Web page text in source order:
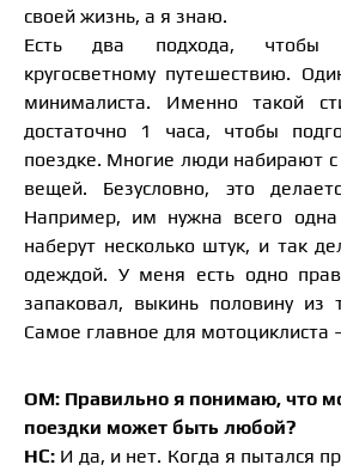
своей жизнь, а я знаю.
Есть два подхода, чтобы
кругосветному путешествию.
минималиста. Именно такой
достаточно 1 часа, чтобы
поездке. Многие люди набирают
вещей. Безусловно, это
Например, им нужна всего
наберут несколько штук, и так
одеждой. У меня есть одно
запаковал, выкинь половину из
Самое главное для мотоциклиста
ОМ: Правильно я понимаю, что
поездки может быть любой?
НС: И да, и нет. Когда я пытался